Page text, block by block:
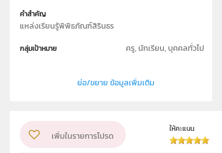
คำสำคัญ
แหล่งเรียนรู้พิพิธภัณฑ์สิรินธร
กลุ่มเป้าหมาย ครู, นักเรียน, บุคคลทั่วไป
ผู้แต่ง หรือ เจ้าของผลงาน
ฝ่ายนวัตกรรมเพื่อการเรียนรู้
ย่อ/ขยาย ข้อมูลเพิ่มเติม
เพิ่มในรายการโปรด
ให้คะแนน